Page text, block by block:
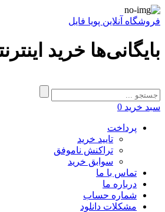
فروشگاه آنلاین پویا فایل
بایگانی‌ها خرید
سبد خرید 0
پرداخت
تایید خرید
تراکنش ناموفق
سوابق خرید
تماس با ما
درباره ما
شماره حساب
مشکلات دانلود